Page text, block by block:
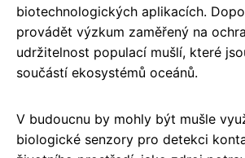
biotechnologických aplikacích.
provádět výzkum zaměřený na
udržitelnost populací mušlí, které
součástí ekosystémů oceánů.
V budoucnu by mohly být mušle
biologické senzory pro detekci